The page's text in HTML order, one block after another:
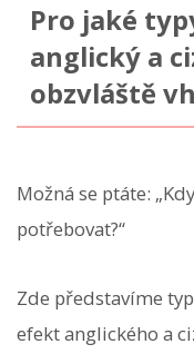
Pro jaké
anglický a
obzvláště
Možná se ptáte:
potřebovat?“
Zde představíme
efekt anglického a